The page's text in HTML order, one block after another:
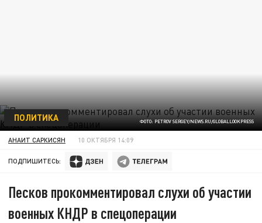
ФОТО: PETROV SERGEY/NEWS.RU/GLOBALLOOKPRESS
ПОЛИТИКА
АНАИТ САРКИСЯН 10 ОКТЯБРЯ 14:09
ПОДПИШИТЕСЬ:
Песков прокомментировал слухи об участии
военных КНДР в спецоперации